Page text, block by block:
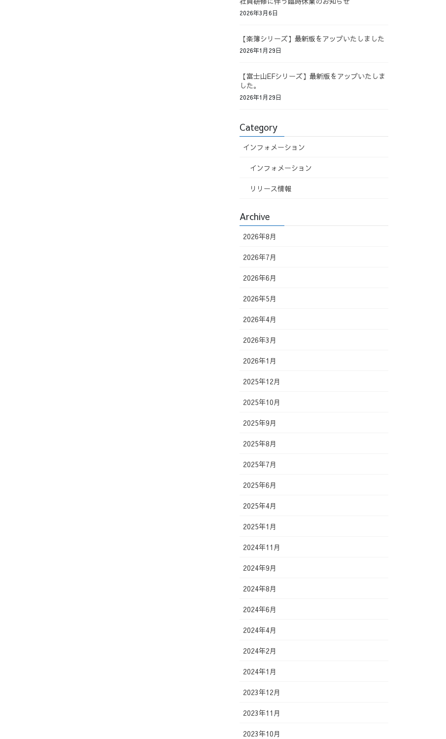
2026年3月6日
【楽簿シリーズ】最新版をアップいたしました
2026年1月29日
【富士山EFシリーズ】最新版をアップいたしま
した。
2026年1月29日
Category
インフォメーション
インフォメーション
リリース情報
Archive
2026年8月
2026年7月
2026年6月
2026年5月
2026年4月
2026年3月
2026年1月
2025年12月
2025年10月
2025年9月
2025年8月
2025年7月
2025年6月
2025年4月
2025年1月
2024年11月
2024年9月
2024年8月
2024年6月
2024年4月
2024年2月
2024年1月
2023年12月
2023年11月
2023年10月